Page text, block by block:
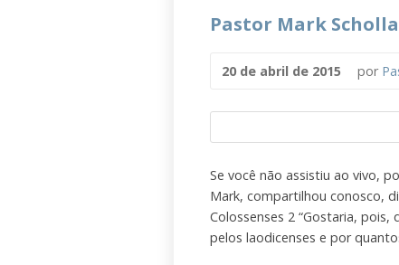
Pastor Mark
20 de abril de 2015 por
Se você não assistiu ao vivo,
Mark, compartilhou conosco,
Colossenses 2 “Gostaria,
pelos laodicenses e por